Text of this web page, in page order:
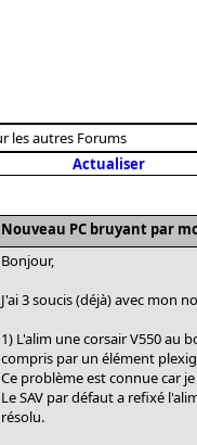
Actualiser
Nouveau PC bruyant par
Bonjour,
J'ai 3 soucis (déjà) avec mon
1) L'alim une corsair V550 au
compris par un élément
Ce problème est connue car
Le SAV par défaut a refixé
résolu.